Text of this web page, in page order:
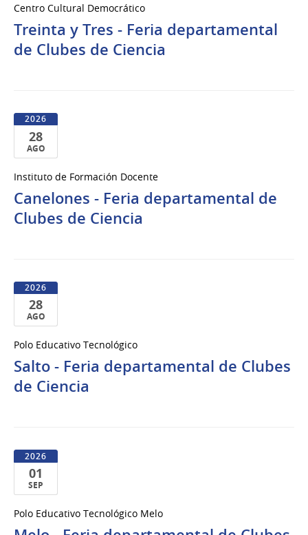
de
Ago
del
Centro Cultural Democrático
Treinta y Tres - Feria departamental
de Clubes de Ciencia
2026
28
AGO
de
Ago
del
Instituto de Formación Docente
Canelones - Feria departamental de
Clubes de Ciencia
2026
28
AGO
de
Ago
del
Polo Educativo Tecnológico
Salto - Feria departamental de Clubes
de Ciencia
2026
01
SEP
de
Polo Educativo Tecnológico Melo